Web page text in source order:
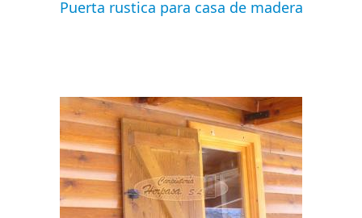
Puerta rustica para casa de madera